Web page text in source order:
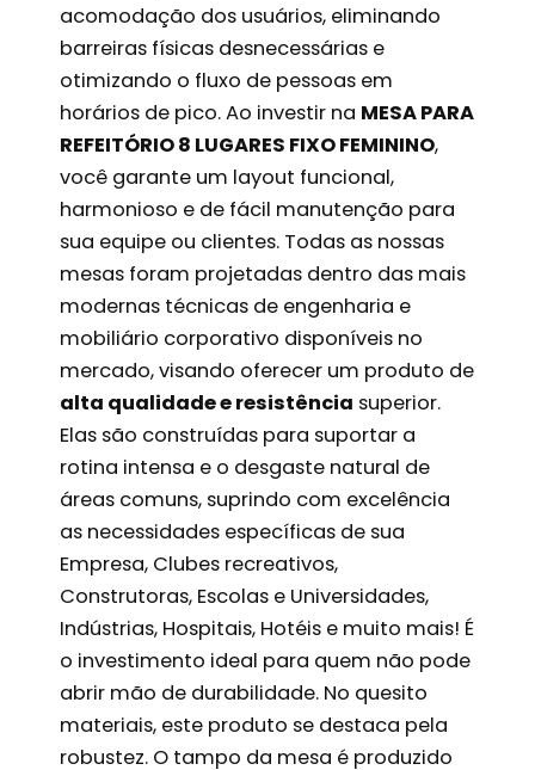
acomodação dos usuários, eliminando
barreiras físicas desnecessárias e
otimizando o fluxo de pessoas em
horários de pico. Ao investir na MESA PARA
REFEITÓRIO 8 LUGARES FIXO FEMININO,
você garante um layout funcional,
harmonioso e de fácil manutenção para
sua equipe ou clientes. Todas as nossas
mesas foram projetadas dentro das mais
modernas técnicas de engenharia e
mobiliário corporativo disponíveis no
mercado, visando oferecer um produto de
alta qualidade e resistência superior.
Elas são construídas para suportar a
rotina intensa e o desgaste natural de
áreas comuns, suprindo com excelência
as necessidades específicas de sua
Empresa, Clubes recreativos,
Construtoras, Escolas e Universidades,
Indústrias, Hospitais, Hotéis e muito mais! É
o investimento ideal para quem não pode
abrir mão de durabilidade. No quesito
materiais, este produto se destaca pela
robustez. O tampo da mesa é produzido